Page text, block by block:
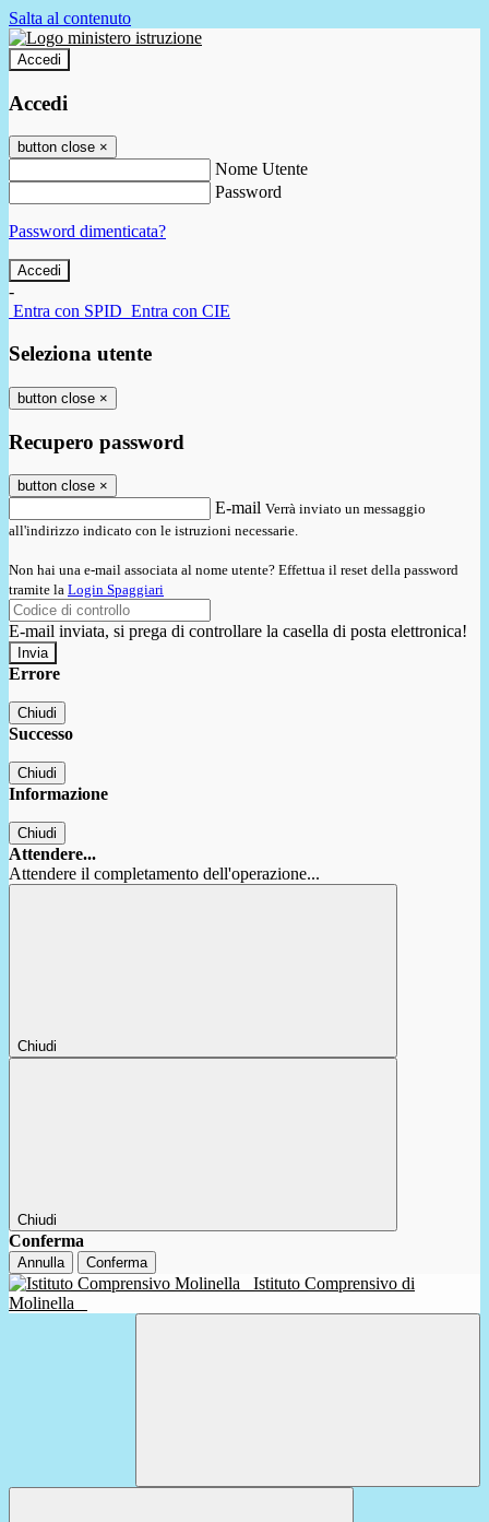
Salta al contenuto
Accedi
Accedi
button close ×
Nome Utente
Password
Password dimenticata?
-
Entra con SPID Entra con CIE
Seleziona utente
button close ×
Recupero password
button close ×
E-mail Verrà inviato un messaggio
all'indirizzo indicato con le istruzioni necessarie.
Non hai una e-mail associata al nome utente? Effettua il reset della password
tramite la Login Spaggiari
E-mail inviata, si prega di controllare la casella di posta elettronica!
Errore
Chiudi
Successo
Chiudi
Informazione
Chiudi
Attendere...
Attendere il completamento dell'operazione...
Chiudi
Chiudi
Conferma
Annulla Conferma
Istituto Comprensivo di
Molinella